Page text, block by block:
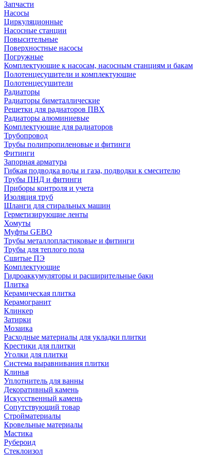
Запчасти
Насосы
Циркуляционные
Насосные станции
Повысительные
Поверхностные насосы
Погружные
Комплектующие к насосам, насосным станциям и бакам
Полотенцесушители и комплектующие
Полотенцесушители
Радиаторы
Радиаторы биметаллические
Решетки для радиаторов ПВХ
Радиаторы алюминиевые
Комплектующие для радиаторов
Трубопровод
Трубы полипропиленовые и фитинги
Фитинги
Запорная арматура
Гибкая подводка воды и газа, подводки к смесителю
Трубы ПНД и фитинги
Приборы контроля и учета
Изоляция труб
Шланги для стиральных машин
Герметизирующие ленты
Хомуты
Муфты GEBO
Трубы металлопластиковые и фитинги
Трубы для теплого пола
Сшитые ПЭ
Комплектующие
Гидроаккумуляторы и расширительные баки
Плитка
Керамическая плитка
Керамогранит
Клинкер
Затирки
Мозаика
Расходные материалы для укладки плитки
Крестики для плитки
Уголки для плитки
Система выравнивания плитки
Клинья
Уплотнитель для ванны
Декоративный камень
Искусственный камень
Сопутствующий товар
Стройматериалы
Кровельные материалы
Мастика
Рубероид
Стеклоизол